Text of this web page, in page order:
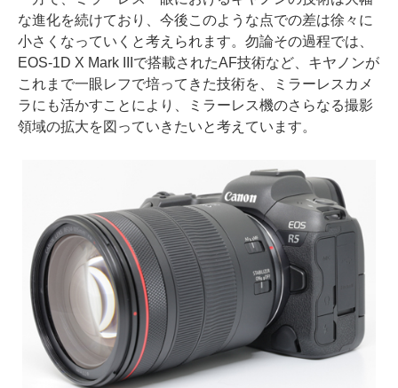
な進化を続けており、今後このような点での差は徐々に
小さくなっていくと考えられます。勿論その過程では、
EOS-1D X Mark IIIで搭載されたAF技術など、キヤノンが
これまで一眼レフで培ってきた技術を、ミラーレスカメ
ラにも活かすことにより、ミラーレス機のさらなる撮影
領域の拡大を図っていきたいと考えています。